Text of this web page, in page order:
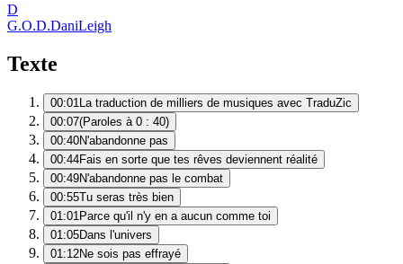
D
G.O.D.DaniLeigh
Texte
00:01La traduction de milliers de musiques avec TraduZic
00:07(Paroles à 0 : 40)
00:40N'abandonne pas
00:44Fais en sorte que tes rêves deviennent réalité
00:49N'abandonne pas le combat
00:55Tu seras très bien
01:01Parce qu'il n'y en a aucun comme toi
01:05Dans l'univers
01:12Ne sois pas effrayé